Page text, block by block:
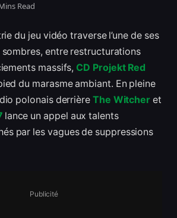
Read
du jeu vidéo traverse l’une de ses
entre restructurations
massifs, CD Projekt Red
du marasme ambiant. En pleine
polonais derrière The Witcher et
lance un appel aux talents
par les vagues de suppressions
Publicité